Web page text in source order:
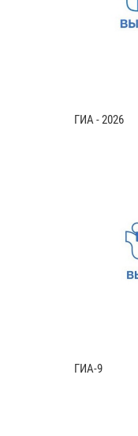
ГИА - 2026
ГИА-9